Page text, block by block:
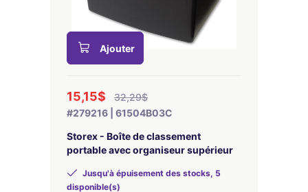
Ajouter
15,15$
32,29$
#279216 | 61504B03C
Storex - Boîte de classement
portable avec organiseur supérieur
Jusqu'à épuisement des stocks, 5
disponible(s)